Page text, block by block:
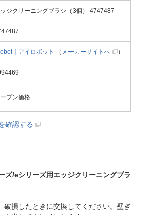
ジクリーニングブラシ（3個） 4747487
｜アイロボット （ メーカーサイトへ ）
プン価格
確認する
ズ/eシリーズ用エッジクリーニングブラ
破損したときに交換してください。壁ぎ